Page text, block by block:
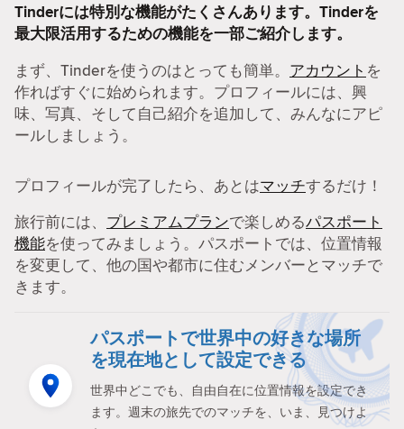
Tinderには特別な機能がたくさんあります。Tinderを
最大限活用するための機能を一部ご紹介します。
まず、Tinderを使うのはとっても簡単。 アカウント を
作ればすぐに始められます。プロフィールには、興
味、写真、そして自己紹介を追加して、みんなにアピ
ールしましょう。
プロフィールが完了したら、あとはマッチするだけ！
旅行前には、 プレミアムプランで楽しめるパスポート
機能を使ってみましょう。パスポートでは、位置情報
を変更して、他の国や都市に住むメンバーとマッチで
きます。
パスポートで世界中の好きな場所
を現在地として設定できる
世界中どこでも、自由自在に位置情報を設定でき
ます。週末の旅先でのマッチを、いま、見つけよ